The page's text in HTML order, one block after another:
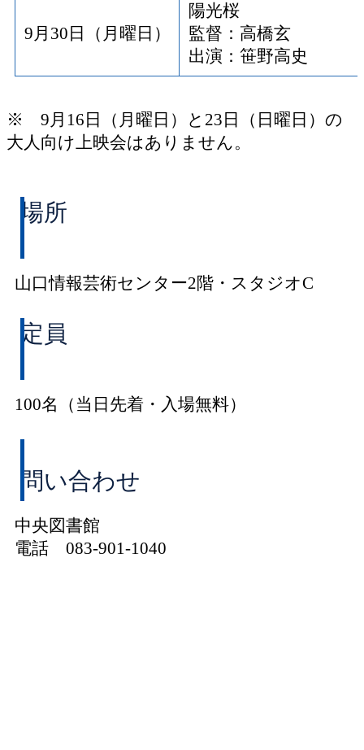
9月30日（月曜日）
陽光桜
監督：高橋玄
出演：笹野高史
※ 9月16日（月曜日）と23日（日曜日）の
大人向け上映会はありません。
場所
山口情報芸術センター2階・スタジオC
定員
100名（当日先着・入場無料）
問い合わせ
中央図書館
電話 083-901-1040